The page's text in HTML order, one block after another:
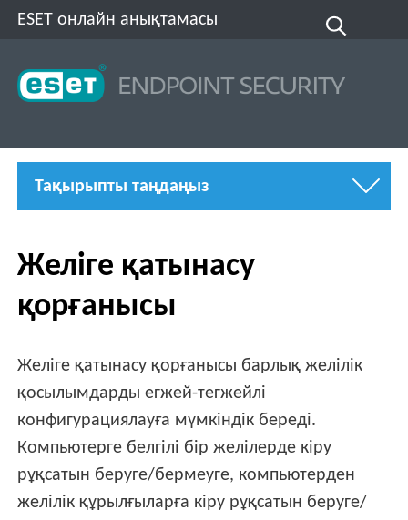
ESET онлайн анықтамасы
Тақырыпты таңдаңыз
Желіге қатынасу
қорғанысы
Желіге қатынасу қорғанысы барлық желілік
қосылымдарды егжей-тегжейлі
конфигурациялауға мүмкіндік береді.
Компьютерге белгілі бір желілерде кіру
рұқсатын беруге/бермеуге, компьютерден
желілік құрылғыларға кіру рұқсатын беруге/